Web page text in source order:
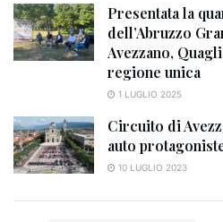
Presentata la
dell’Abruzzo
Avezzano,
regione unica
1 LUGLIO 2025
Circuito di
auto
10 LUGLIO 2023